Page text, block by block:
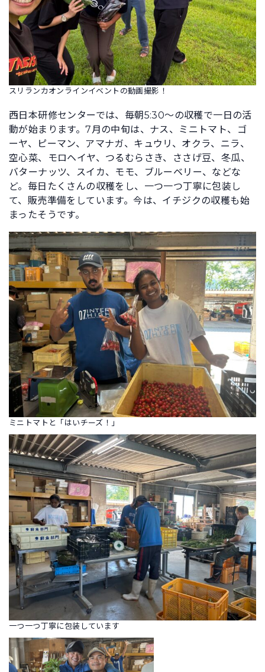
スリランカオンラインイベントの動画撮影！
西日本研修センターでは、毎朝5:30～の収穫で一日の活
動が始まります。7月の中旬は、ナス、ミニトマト、ゴ
ーヤ、ピーマン、アマナガ、キュウリ、オクラ、ニラ、
空心菜、モロヘイヤ、つるむらさき、ささげ豆、冬瓜、
バターナッツ、スイカ、モモ、ブルーベリー、などな
ど。毎日たくさんの収穫をし、一つ一つ丁寧に包装し
て、販売準備をしています。今は、イチジクの収穫も始
まったそうです。
ミニトマトと「はいチーズ！」
一つ一つ丁寧に包装しています